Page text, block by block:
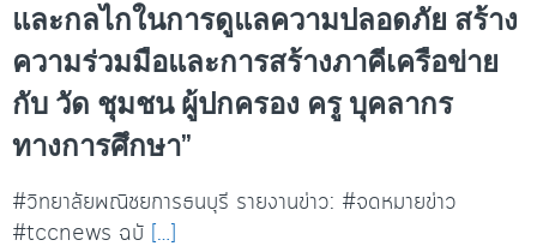
และกลไกในการดูแลความปลอดภัย สร้าง
ความร่วมมือและการสร้างภาคีเครือข่าย
กับ วัด ชุมชน ผู้ปกครอง ครู บุคลากร
ทางการศึกษา”
#วิทยาลัยพณิชยการธนบุรี รายงานข่าว: #จดหมายข่าว
#tccnews ฉบั […]